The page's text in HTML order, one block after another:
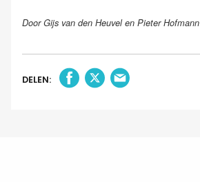
Door Gijs van den Heuvel en Pieter Hofmann
DELEN: